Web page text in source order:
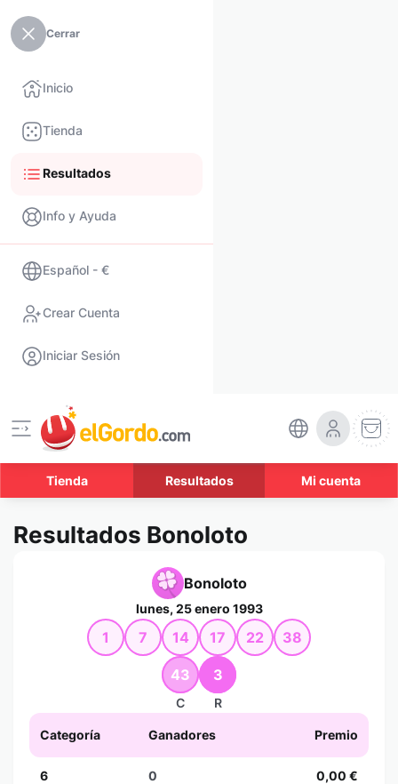
Cerrar
Inicio
Tienda
Resultados
Info y Ayuda
Español - €
Crear Cuenta
Iniciar Sesión
Tienda Resultados Mi cuenta
Resultados Bonoloto
Bonoloto
lunes, 25 enero 1993
1 7 14 17 22 38
43
C
3
R
Categoría Ganadores Premio
6 0 0,00 €